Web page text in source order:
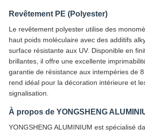
Revêtement PE (Polyester)
Le revêtement polyester utilise des
haut poids moléculaire avec des additifs
surface résistante aux UV. Disponible en
brillantes, il offre une excellente
garantie de résistance aux intempéries de
rend idéal pour la décoration intérieure et
signalisation.
À propos de YONGSHENG
YONGSHENG ALUMINIUM est spécialisé